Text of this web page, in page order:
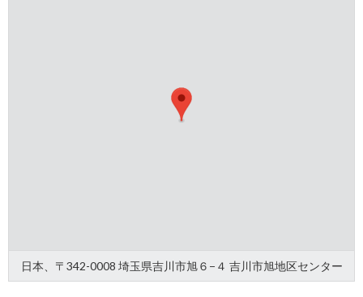
日本、〒342-0008 埼玉県吉川市旭６−４ 吉川市旭地区センター